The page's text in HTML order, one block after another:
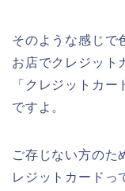
そのような感じで
お店でクレジット
「クレジットカ
ですよ。
ご存じない方のた
レジットカードっ